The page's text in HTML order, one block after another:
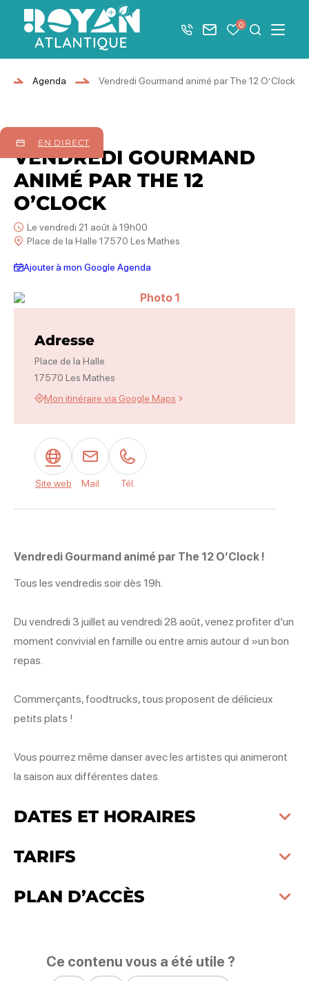
Afficher la barre de navigation du mode éco
Royan Atlantique
+33 5 46 08 21 00
Nous contacter
Mes favoris
0 JeMenu
Agenda Vendredi Gourmand animé par The 12 O’Clock
EN DIRECT
21 août 2026
VENDREDI GOURMAND
ANIMÉ PAR THE 12
O’CLOCK
Le vendredi 21 août à 19h00
Place de la Halle 17570 Les Mathes
Ajouter à mon Google Agenda
Vendredi Gourmand animé par The 12 O’Clock !
Tous les vendredis soir dès 19h.
Du vendredi 3 juillet au vendredi 28 août, venez profiter d’un
moment convivial en famille ou entre amis autour d »un bon
repas.
Commerçants, foodtrucks, tous proposent de délicieux
petits plats !
Vous pourrez même danser avec les artistes qui animeront
la saison aux différentes dates.
DATES ET HORAIRES
TARIFS
PLAN D’ACCÈS
Photo 1
Adresse
Place de la Halle
17570 Les Mathes
Mon itinéraire via Google Maps
Site web Mail Tél.
Ce contenu vous a été utile ?